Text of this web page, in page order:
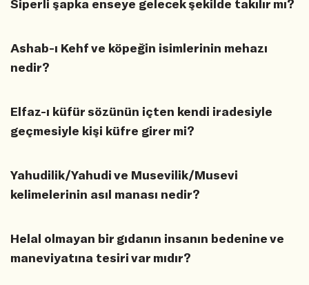
Siperli şapka enseye gelecek şekilde takılır mı?
Ashab-ı Kehf ve köpeğin isimlerinin mehazı
nedir?
Elfaz-ı küfür sözünün içten kendi iradesiyle
geçmesiyle kişi küfre girer mi?
Yahudilik/Yahudi ve Musevilik/Musevi
kelimelerinin asıl manası nedir?
Helal olmayan bir gıdanın insanın bedenine ve
maneviyatına tesiri var mıdır?